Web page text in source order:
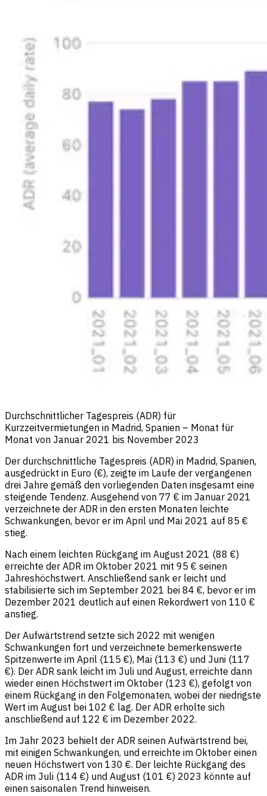
Durchschnittlicher Tagespreis (ADR) für
Kurzzeitvermietungen in Madrid, Spanien – Monat für
Monat von Januar 2021 bis November 2023
Der durchschnittliche Tagespreis (ADR) in Madrid, Spanien,
ausgedrückt in Euro (€), zeigte im Laufe der vergangenen
drei Jahre gemäß den vorliegenden Daten insgesamt eine
steigende Tendenz. Ausgehend von 77 € im Januar 2021
verzeichnete der ADR in den ersten Monaten leichte
Schwankungen, bevor er im April und Mai 2021 auf 85 €
stieg.
Nach einem leichten Rückgang im August 2021 (88 €)
erreichte der ADR im Oktober 2021 mit 95 € seinen
Jahreshöchstwert. Anschließend sank er leicht und
stabilisierte sich im September 2021 bei 84 €, bevor er im
Dezember 2021 deutlich auf einen Rekordwert von 110 €
anstieg.
Der Aufwärtstrend setzte sich 2022 mit wenigen
Schwankungen fort und verzeichnete bemerkenswerte
Spitzenwerte im April (115 €), Mai (113 €) und Juni (117
€). Der ADR sank leicht im Juli und August, erreichte dann
wieder einen Höchstwert im Oktober (123 €), gefolgt von
einem Rückgang in den Folgemonaten, wobei der niedrigste
Wert im August bei 102 € lag. Der ADR erholte sich
anschließend auf 122 € im Dezember 2022.
Im Jahr 2023 behielt der ADR seinen Aufwärtstrend bei,
mit einigen Schwankungen, und erreichte im Oktober einen
neuen Höchstwert von 130 €. Der leichte Rückgang des
ADR im Juli (114 €) und August (101 €) 2023 könnte auf
einen saisonalen Trend hinweisen.